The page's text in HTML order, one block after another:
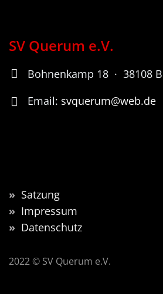
SV Querum e.V.
Bohnenkamp 18 · 38108
Email: svquerum@web.de
» Satzung
» Impressum
» Datenschutz
2022 © SV Querum e.V.